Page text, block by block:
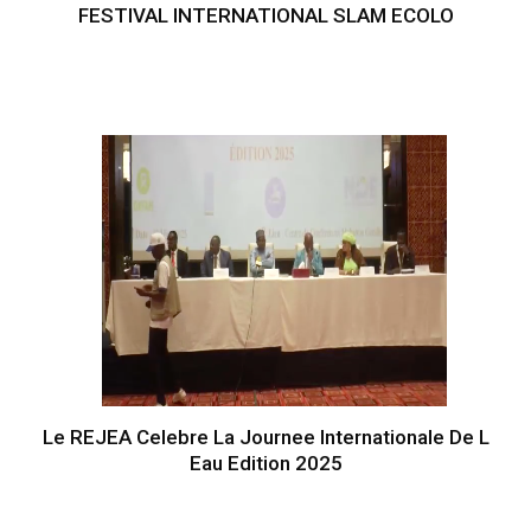
FESTIVAL INTERNATIONAL SLAM ECOLO
Le REJEA Celebre La Journee Internationale De L
Eau Edition 2025